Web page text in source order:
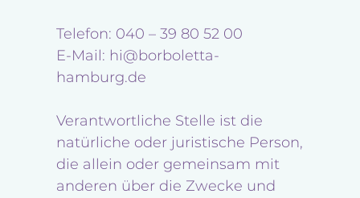
Telefon: 040 – 39 80 52 00
E-Mail: hi@borboletta-
hamburg.de
Verantwortliche Stelle ist die
natürliche oder juristische Person,
die allein oder gemeinsam mit
anderen über die Zwecke und